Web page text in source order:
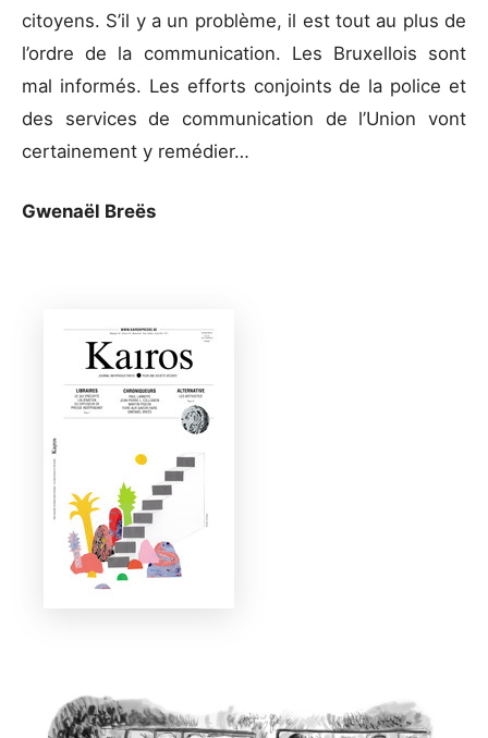
citoyens. S’il y a un problème, il est tout au plus de
l’ordre de la communication. Les Bruxellois sont
mal informés. Les efforts conjoints de la police et
des services de communication de l’Union vont
certainement y remédier…
Gwenaël Breës